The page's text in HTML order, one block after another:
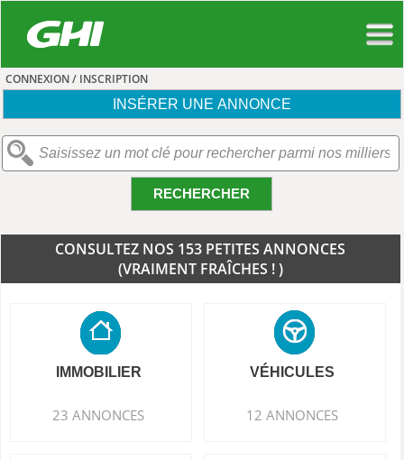
CONNEXION / INSCRIPTION
CONSULTEZ NOS 153 PETITES ANNONCES
(VRAIMENT FRAÎCHES ! )
IMMOBILIER
23 ANNONCES
VÉHICULES
12 ANNONCES
INSÉRER UNE ANNONCE
RECHERCHER